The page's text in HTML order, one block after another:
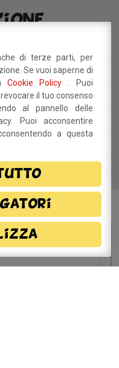
Festival
Festival
Festival
Resta
di terze parti, per
Se vuoi saperne di
Cookie Policy
. Puoi
il tuo consenso
al pannello delle
Puoi acconsentire
a questa